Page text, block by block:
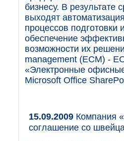
бизнесу. В результате
выходят
процессов подготовки
обеспечение
возможности их
management (ЕСM) -
«Электронные
Microsoft Office
15.09.2009 Компания
соглашение со